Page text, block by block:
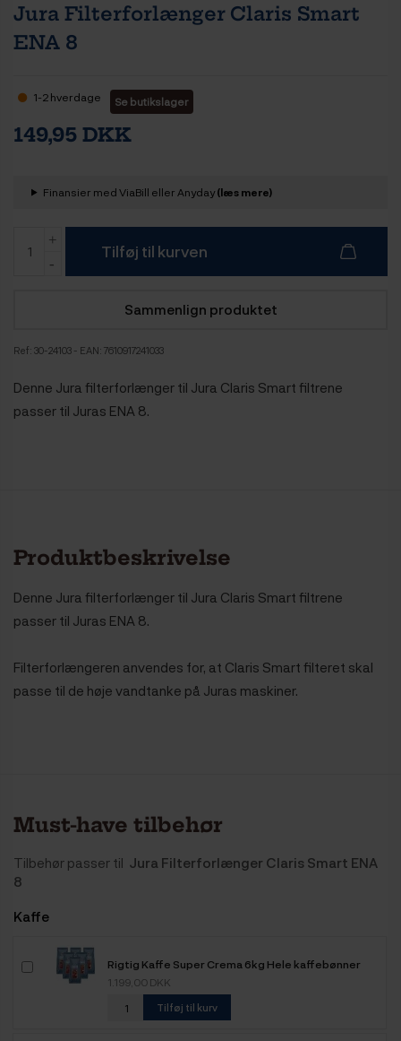
Jura Filterforlænger Claris Smart
ENA 8
1-2 hverdage Se butikslager
149,95 DKK
Finansier med ViaBill eller Anyday(læs mere)
Tilføj til kurven
Sammenlign produktet
Ref: 30-24103 - EAN: 7610917241033
Denne Jura filterforlænger til Jura Claris Smart filtrene
passer til Juras ENA 8.
Produktbeskrivelse
Denne Jura filterforlænger til Jura Claris Smart filtrene
passer til Juras ENA 8.
Filterforlængeren anvendes for, at Claris Smart filteret skal
passe til de høje vandtanke på Juras maskiner.
Must-have tilbehør
Tilbehør passer til Jura Filterforlænger Claris Smart ENA
8
Kaffe
Rigtig Kaffe Super Crema 6kg Hele kaffebønner
1.199,00 DKK
Tilføj til kurv